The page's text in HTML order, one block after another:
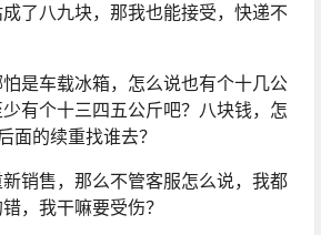
了八九块，那我也能接受，快递不
是车载冰箱，怎么说也有个十几公
有个十三四五公斤吧？八块钱，怎
面的续重找谁去？
销售，那么不管客服怎么说，我都
，我干嘛要受伤？